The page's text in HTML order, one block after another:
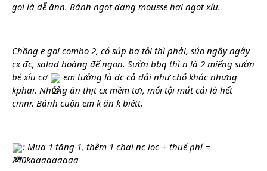
gọi là dễ ănn. Bánh ngọt dạng mousse hơi ngọt xíu.
Chồng e gọi combo 2, có súp bơ tỏi thì phải, súo ngậy ngậy
cx đc, salad hoàng đế ngon. Sườn bbq thì n là 2 miếng sườn
bé xíu cơ
em tưởng là dc cả dải như chỗ khác nhưng
kphai. Nhưng ăn thịt cx mềm tơi, mỗi tội mút cái là hết
cmnr. Bánh cuộn em k ăn k biếtt.
: Mua 1 tặng 1, thêm 1 chai nc lọc + thuế phí =
240kaaaaaaaaa